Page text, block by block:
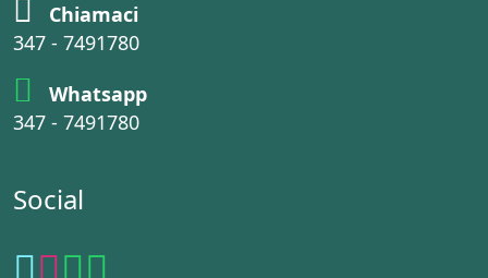
Chiamaci
347 - 7491780
Whatsapp
347 - 7491780
Social